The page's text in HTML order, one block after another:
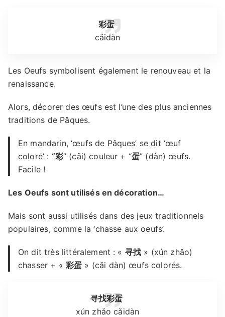
彩蛋
cǎidàn
Les Oeufs symbolisent également le renouveau et la
renaissance.
Alors, décorer des œufs est l’une des plus anciennes
traditions de Pâques.
En mandarin, ‘œufs de Pâques’ se dit ‘œuf
coloré’ : “彩” (cǎi) couleur + “蛋” (dàn) œufs.
Facile !
Les Oeufs sont utilisés en décoration…
Mais sont aussi utilisés dans des jeux traditionnels
populaires, comme la ‘chasse aux oeufs’.
On dit très littéralement : « 寻找 » (xún zhǎo)
chasser + « 彩蛋 » (cǎi dàn) œufs colorés.
寻找彩蛋
xún zhǎo cǎidàn